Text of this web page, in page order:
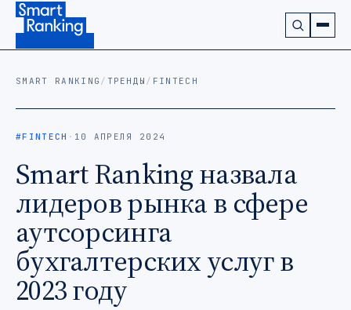
Подписаться на наш канал в Telegram (откроется в
SMART RANKING / ТРЕНДЫ / FINTECH
#FINTECH · 10 АПРЕЛЯ 2024
Smart Ranking назвала
лидеров рынка в сфере
аутсорсинга
бухгалтерских услуг в
2023 году